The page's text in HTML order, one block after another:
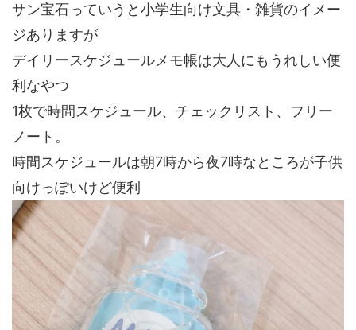
サン宝石っていうと小学生向け文具・雑貨のイメー
ジありますが
デイリースケジュールメモ帳は大人にもうれしい便
利なやつ
1枚で時間スケジュール、チェックリスト、フリー
ノート。
時間スケジュールは朝7時から夜7時なところが子供
向けっぽいけど便利